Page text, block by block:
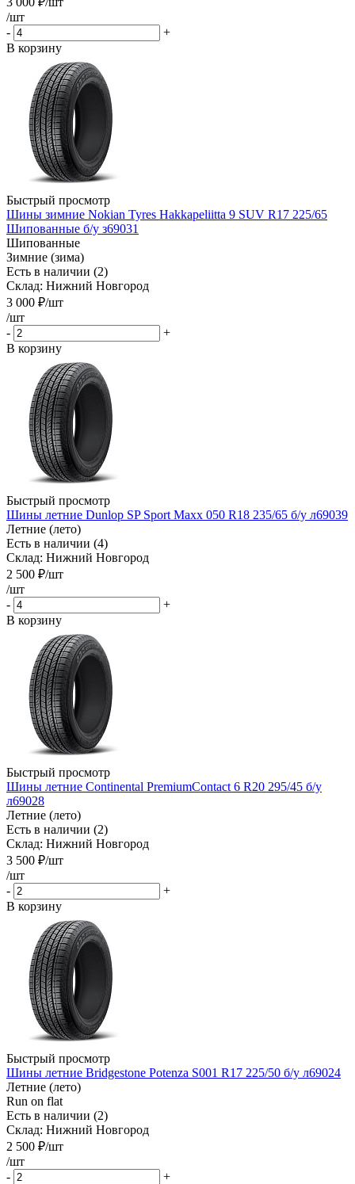
/шт
-
+
В корзину
Быстрый просмотр
Шины зимние Nokian Tyres Hakkapeliitta 9 SUV R17 225/65
Шипованные б/у з69031
Шипованные
Зимние (зима)
Есть в наличии (2)
Склад: Нижний Новгород
3 000 ₽/шт
/шт
-
+
В корзину
Быстрый просмотр
Шины летние Dunlop SP Sport Maxx 050 R18 235/65 б/у л69039
Летние (лето)
Есть в наличии (4)
Склад: Нижний Новгород
2 500 ₽/шт
/шт
-
+
В корзину
Быстрый просмотр
Шины летние Continental PremiumContact 6 R20 295/45 б/у
л69028
Летние (лето)
Есть в наличии (2)
Склад: Нижний Новгород
3 500 ₽/шт
/шт
-
+
В корзину
Быстрый просмотр
Шины летние Bridgestone Potenza S001 R17 225/50 б/у л69024
Летние (лето)
Run on flat
Есть в наличии (2)
Склад: Нижний Новгород
2 500 ₽/шт
/шт
-
+